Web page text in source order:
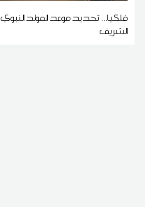
فلكيا... تحديد موعد المولد النبوي
الشريف